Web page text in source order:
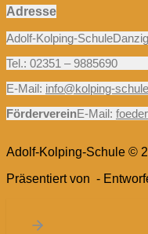
Adresse
Adolf-Kolping-
Tel.: 02351 – 9885690
E-Mail: info@kolping-
FördervereinE-Mail:
Adolf-Kolping-Schule ©
Präsentiert von -